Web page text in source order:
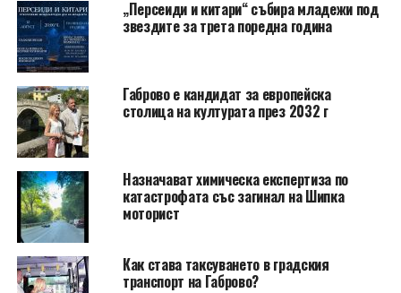
„Персеиди и китари“ събира младежи под
звездите за трета поредна година
Габрово е кандидат за европейска
столица на културата през 2032 г
Назначават химическа експертиза по
катастрофата със загинал на Шипка
моторист
Как става таксуването в градския
транспорт на Габрово?